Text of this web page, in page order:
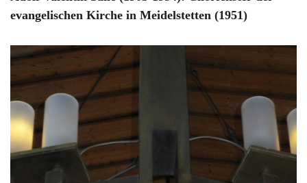
evangelischen Kirche in Meidelstetten (1951)